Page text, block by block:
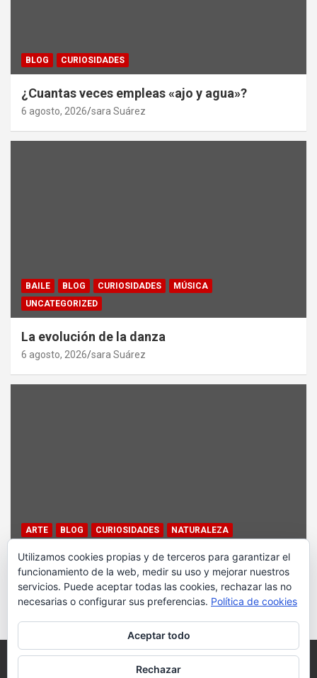
BLOG CURIOSIDADES
¿Cuantas veces empleas «ajo y agua»?
6 agosto, 2026 sara Suárez
BAILE BLOG CURIOSIDADES
MÚSICA
UNCATEGORIZED
La evolución de la danza
6 agosto, 2026 sara Suárez
ARTE BLOG CURIOSIDADES
NATURALEZA
¡¡Al borde del abismo!!
6 agosto, 2026 sara Suárez
Utilizamos cookies propias y de terceros para garantizar el
funcionamiento de la web, medir su uso y mejorar nuestros
servicios. Puede aceptar todas las cookies, rechazar las no
necesarias o configurar sus preferencias. Política de cookies
Aceptar todo
Rechazar